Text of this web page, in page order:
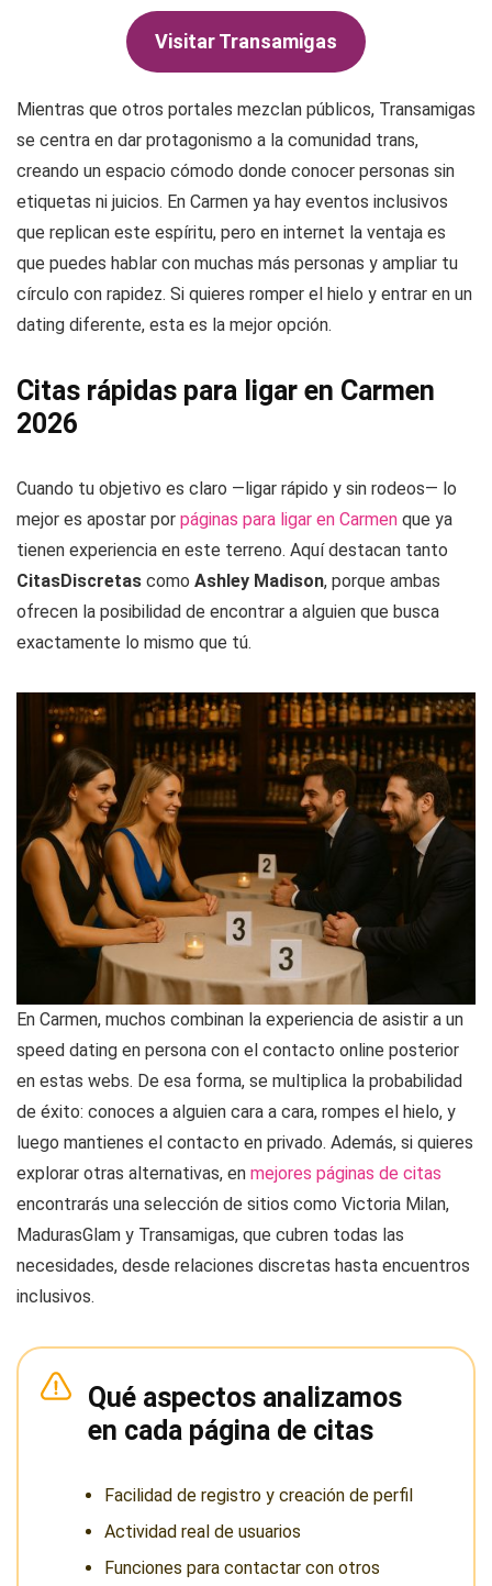
Visitar Transamigas
Mientras que otros portales mezclan públicos, Transamigas
se centra en dar protagonismo a la comunidad trans,
creando un espacio cómodo donde conocer personas sin
etiquetas ni juicios. En Carmen ya hay eventos inclusivos
que replican este espíritu, pero en internet la ventaja es
que puedes hablar con muchas más personas y ampliar tu
círculo con rapidez. Si quieres romper el hielo y entrar en un
dating diferente, esta es la mejor opción.
Citas rápidas para ligar en Carmen
2026
Cuando tu objetivo es claro —ligar rápido y sin rodeos— lo
mejor es apostar por páginas para ligar en Carmen que ya
tienen experiencia en este terreno. Aquí destacan tanto
CitasDiscretas como Ashley Madison, porque ambas
ofrecen la posibilidad de encontrar a alguien que busca
exactamente lo mismo que tú.
En Carmen, muchos combinan la experiencia de asistir a un
speed dating en persona con el contacto online posterior
en estas webs. De esa forma, se multiplica la probabilidad
de éxito: conoces a alguien cara a cara, rompes el hielo, y
luego mantienes el contacto en privado. Además, si quieres
explorar otras alternativas, en mejores páginas de citas
encontrarás una selección de sitios como Victoria Milan,
MadurasGlam y Transamigas, que cubren todas las
necesidades, desde relaciones discretas hasta encuentros
inclusivos.
Qué aspectos analizamos
en cada página de citas
Facilidad de registro y creación de perfil
Actividad real de usuarios
Funciones para contactar con otros